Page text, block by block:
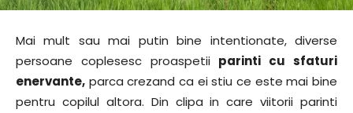
Mai mult sau mai putin bine intentionate, diverse
persoane coplesesc proaspetii parinti cu sfaturi
enervante, parca crezand ca ei stiu ce este mai bine
pentru copilul altora. Din clipa in care viitorii parinti